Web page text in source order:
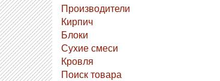
Производители
Кирпич
Блоки
Сухие смеси
Кровля
Поиск товара